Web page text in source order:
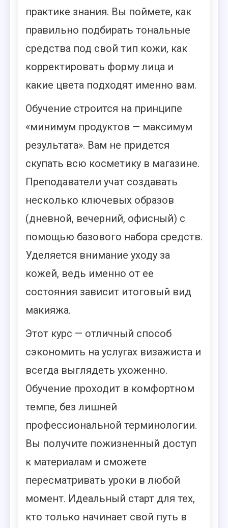
практике знания. Вы поймете, как
правильно подбирать тональные
средства под свой тип кожи, как
корректировать форму лица и
какие цвета подходят именно вам.
Обучение строится на принципе
«минимум продуктов — максимум
результата». Вам не придется
скупать всю косметику в магазине.
Преподаватели учат создавать
несколько ключевых образов
(дневной, вечерний, офисный) с
помощью базового набора средств.
Уделяется внимание уходу за
кожей, ведь именно от ее
состояния зависит итоговый вид
макияжа.
Этот курс — отличный способ
сэкономить на услугах визажиста и
всегда выглядеть ухоженно.
Обучение проходит в комфортном
темпе, без лишней
профессиональной терминологии.
Вы получите пожизненный доступ
к материалам и сможете
пересматривать уроки в любой
момент. Идеальный старт для тех,
кто только начинает свой путь в